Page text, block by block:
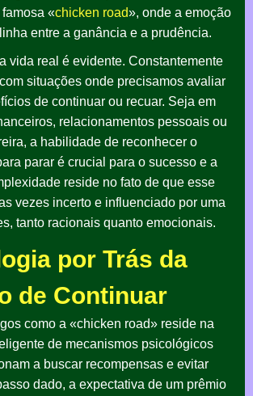
«chicken road», onde a emoção
entre a ganância e a prudência.
vida real é evidente. Constantemente
situações onde precisamos avaliar
de continuar ou recuar. Seja em
relacionamentos pessoais ou
a habilidade de reconhecer o
parar é crucial para o sucesso e a
reside no fato de que esse
vezes incerto e influenciado por uma
tanto racionais quanto emocionais.
por Trás da
de Continuar
como a «chicken road» reside na
de mecanismos psicológicos
a buscar recompensas e evitar
dado, a expectativa de um prêmio